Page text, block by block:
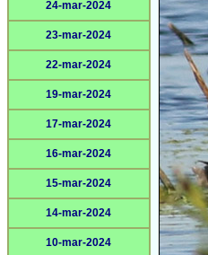
24-mar-2024
23-mar-2024
22-mar-2024
19-mar-2024
17-mar-2024
16-mar-2024
15-mar-2024
14-mar-2024
10-mar-2024